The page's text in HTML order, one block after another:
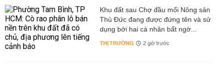
Khu đất sau Chợ đầu mối Nông sản
Thủ Đức đang được đứng tên và sử
dụng bởi hai cá nhân bất ngờ...
THỊ TRƯỜNG 2 giờ trước